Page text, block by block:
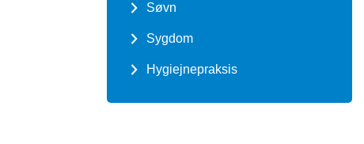
Søvn
Sygdom
Hygiejnepraksis